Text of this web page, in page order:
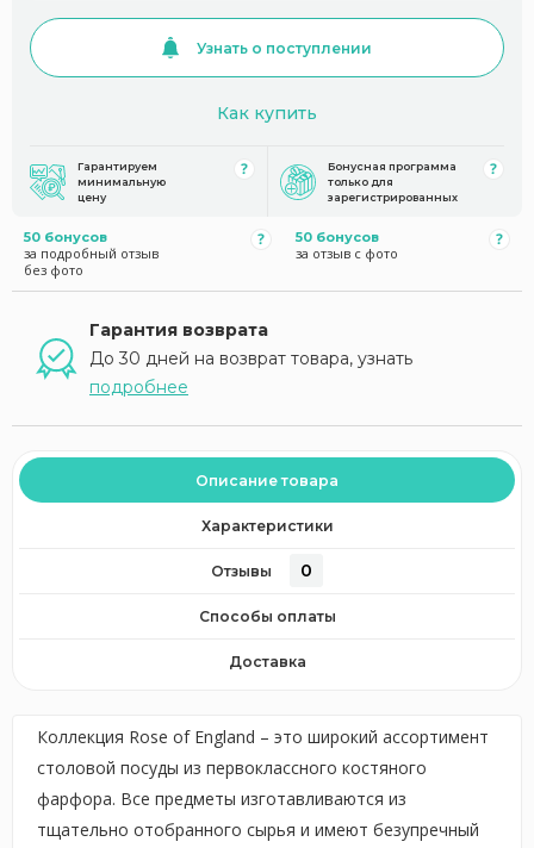
Узнать о поступлении
Как купить
Гарантируем
минимальную
цену
Бонусная программа
только для
зарегистрированных
50 бонусов
за подробный отзыв
без фото
50 бонусов
за отзыв с фото
Гарантия возврата
До 30 дней на возврат товара, узнать
подробнее
Описание товара
Характеристики
Отзывы 0
Способы оплаты
Доставка
Коллекция Rose of England – это широкий ассортимент
столовой посуды из первоклассного костяного
фарфора. Все предметы изготавливаются из
тщательно отобранного сырья и имеют безупречный